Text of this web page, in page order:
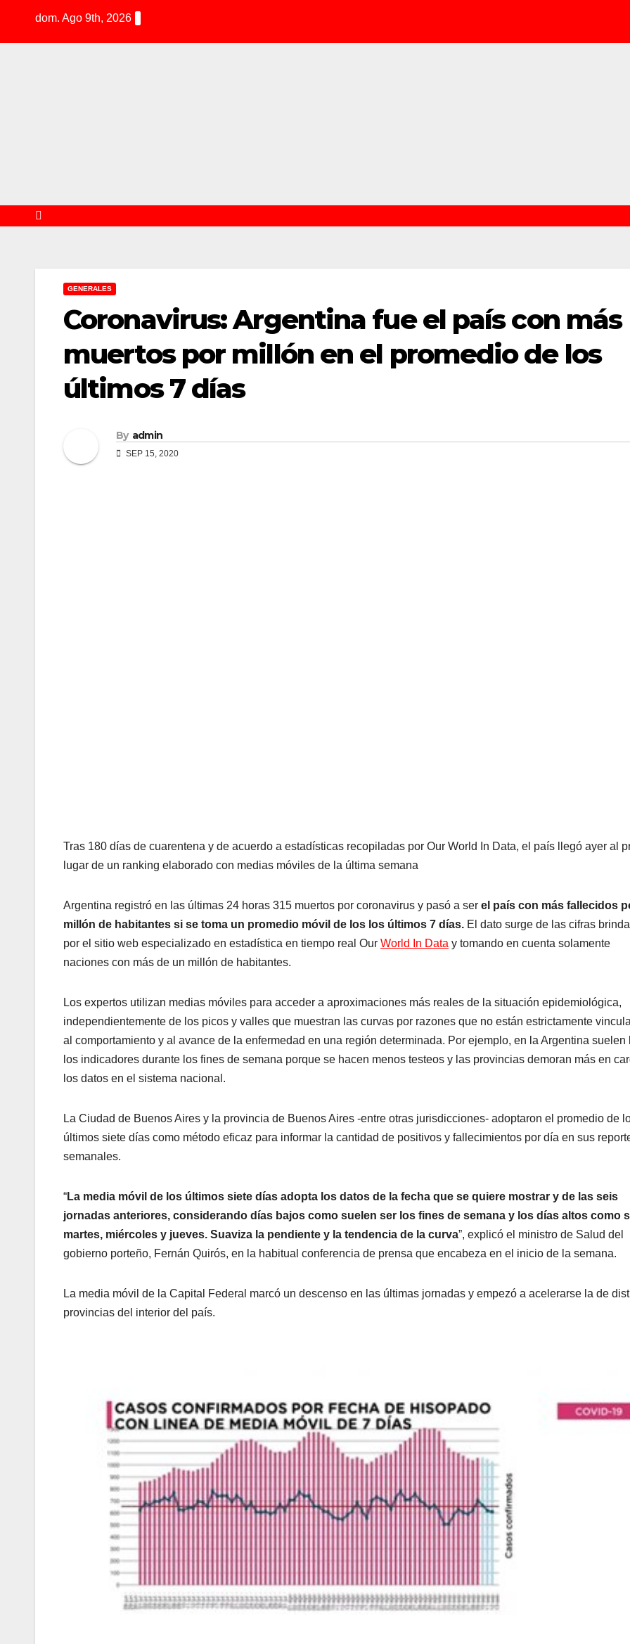
dom. Ago 9th, 2026
GENERALES
Coronavirus: Argentina fue el país con más
muertos por millón en el promedio de los
últimos 7 días
By admin
SEP 15, 2020
Tras 180 días de cuarentena y de acuerdo a estadísticas recopiladas por Our World In Data, el país llegó ayer al
lugar de un ranking elaborado con medias móviles de la última semana
Argentina registró en las últimas 24 horas 315 muertos por coronavirus y pasó a ser el país con más fallecidos
millón de habitantes si se toma un promedio móvil de los los últimos 7 días. El dato surge de las cifras
por el sitio web especializado en estadística en tiempo real Our World In Data y tomando en cuenta solamente
naciones con más de un millón de habitantes.
Los expertos utilizan medias móviles para acceder a aproximaciones más reales de la situación epidemiológica,
independientemente de los picos y valles que muestran las curvas por razones que no están estrictamente
al comportamiento y al avance de la enfermedad en una región determinada. Por ejemplo, en la Argentina suelen
los indicadores durante los fines de semana porque se hacen menos testeos y las provincias demoran más en
los datos en el sistema nacional.
La Ciudad de Buenos Aires y la provincia de Buenos Aires -entre otras jurisdicciones- adoptaron el promedio de
últimos siete días como método eficaz para informar la cantidad de positivos y fallecimientos por día en sus
semanales.
“La media móvil de los últimos siete días adopta los datos de la fecha que se quiere mostrar y de las seis
jornadas anteriores, considerando días bajos como suelen ser los fines de semana y los días altos como
martes, miércoles y jueves. Suaviza la pendiente y la tendencia de la curva”, explicó el ministro de Salud del
gobierno porteño, Fernán Quirós, en la habitual conferencia de prensa que encabeza en el inicio de la semana.
La media móvil de la Capital Federal marcó un descenso en las últimas jornadas y empezó a acelerarse la de
provincias del interior del país.